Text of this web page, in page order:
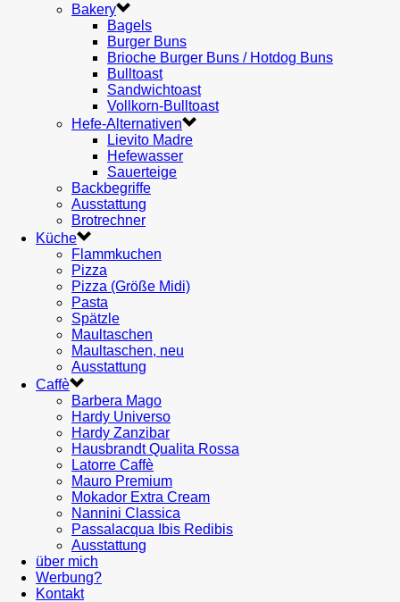
Bakery
Bagels
Burger Buns
Brioche Burger Buns / Hotdog Buns
Bulltoast
Sandwichtoast
Vollkorn-Bulltoast
Hefe-Alternativen
Lievito Madre
Hefewasser
Sauerteige
Backbegriffe
Ausstattung
Brotrechner
Küche
Flammkuchen
Pizza
Pizza (Größe Midi)
Pasta
Spätzle
Maultaschen
Maultaschen, neu
Ausstattung
Caffè
Barbera Mago
Hardy Universo
Hardy Zanzibar
Hausbrandt Qualita Rossa
Latorre Caffè
Mauro Premium
Mokador Extra Cream
Nannini Classica
Passalacqua Ibis Redibis
Ausstattung
über mich
Werbung?
Kontakt